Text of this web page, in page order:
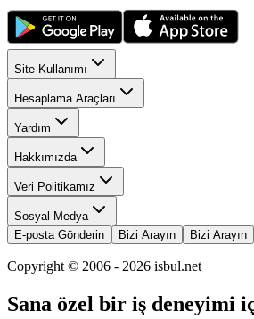
Site Kullanımı
Hesaplama Araçları
Yardım
Hakkımızda
Veri Politikamız
Sosyal Medya
E-posta Gönderin
Bizi Arayın Bizi Arayın
Copyright © 2006 - 2026 isbul.net
Sana özel bir iş deneyimi